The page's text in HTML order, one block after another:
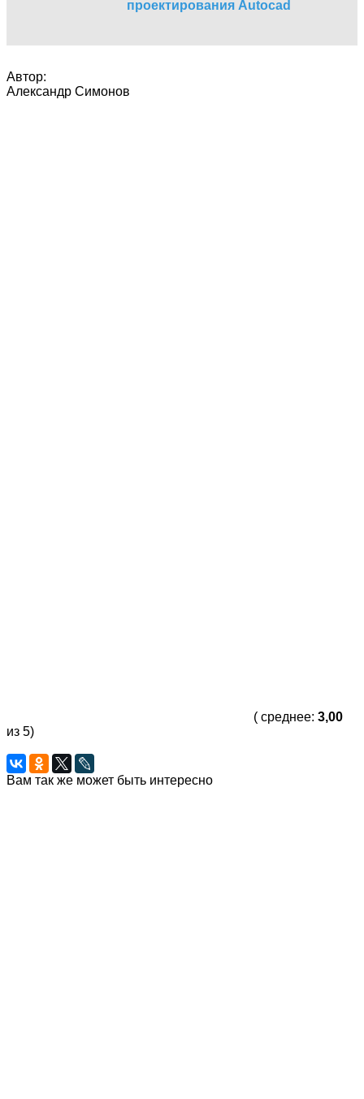
проектирования Autocad
Автор:
Александр Симонов
( среднее: 3,00
из 5)
Вам так же может быть интересно